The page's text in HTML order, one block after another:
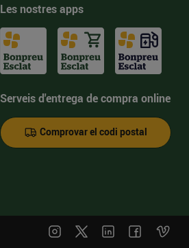
Les nostres apps
Serveis d'entrega de compra online
Comprovar el codi postal